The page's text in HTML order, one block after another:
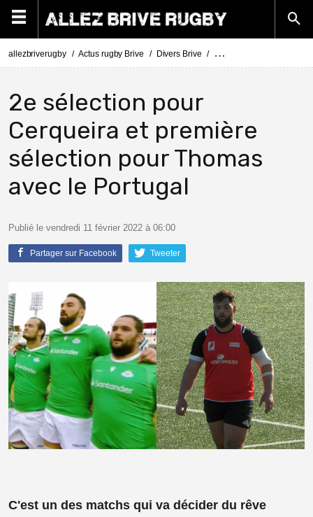
allezbriverugby Actus rugby Brive Divers Brive Steevy Cerqueira titulaire
2e sélection pour
Cerqueira et première
sélection pour Thomas
avec le Portugal
Publié le vendredi 11 février 2022 à 06:00
Partager sur Facebook Tweeter
C'est un des matchs qui va décider du rêve